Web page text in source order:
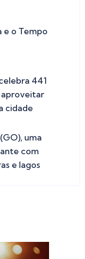
e o Tempo
441
aproveitar
cidade
uma
com
e lagos